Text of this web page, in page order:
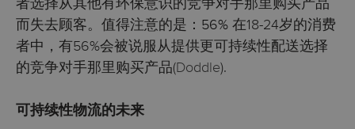
而失去顾客。值得注意的是： 56% 在18-24岁的消费
者中，有56%会被说服从提供更可持续性配送选择
的竞争对手那里购买产品(Doddle).
可持续性物流的未来